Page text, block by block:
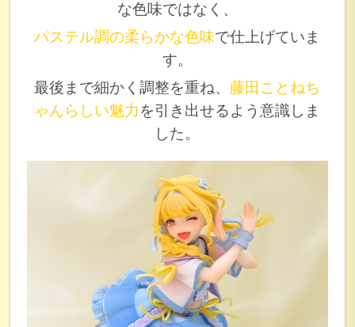
な色味ではなく、
パステル調の柔らかな色味で仕上げていま
す。
最後まで細かく調整を重ね、藤田ことねち
ゃんらしい魅力を引き出せるよう意識しま
した。